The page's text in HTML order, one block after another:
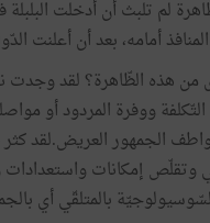
لم تلبث أن أدخلت البلبلة
أمامه، بعد أن أعلنت
هذه الظّاهرة؟ لقد وجدت
التّكلفة ووفرة المردود أو
الجمهور العريض.لقد
وتقلّص إمكانات
بالمتلقّي أي